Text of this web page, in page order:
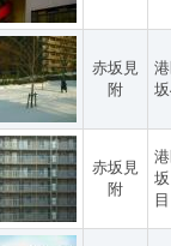
赤坂見
附
赤坂見
附
目